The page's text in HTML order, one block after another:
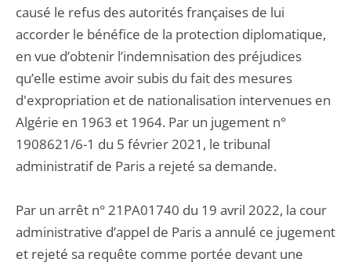
causé le refus des autorités françaises de lui
accorder le bénéfice de la protection diplomatique,
en vue d’obtenir l’indemnisation des préjudices
qu’elle estime avoir subis du fait des mesures
d'expropriation et de nationalisation intervenues en
Algérie en 1963 et 1964. Par un jugement n°
1908621/6-1 du 5 février 2021, le tribunal
administratif de Paris a rejeté sa demande.
Par un arrêt n° 21PA01740 du 19 avril 2022, la cour
administrative d’appel de Paris a annulé ce jugement
et rejeté sa requête comme portée devant une